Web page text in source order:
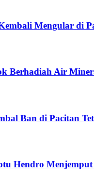
Mengular di
Berhadiah Air
Ban di Pacitan
Hendro